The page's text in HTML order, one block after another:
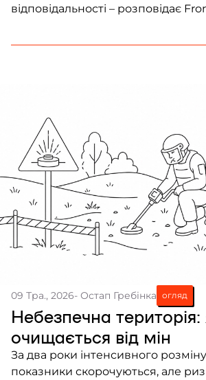
відповідальності – розповідає
09 Тра., 2026- Остап Гребінка огляд
Небезпечна
очищається від мін
За два роки інтенсивного
показники скорочуються, але